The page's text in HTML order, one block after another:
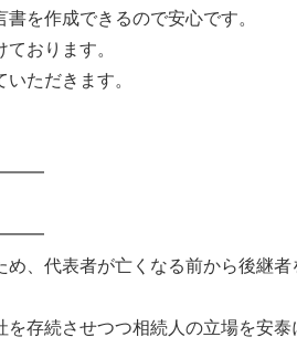
を作成できるので安心です。
おります。
ただきます。
、代表者が亡くなる前から後継者
存続させつつ相続人の立場を安泰